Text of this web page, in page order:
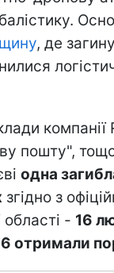
, де
компанії
пошту",
одна
згідно з
- 16
отримали